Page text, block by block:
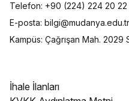
Telefon: +90 (224) 224 20 22
E-posta: bilgi@mudanya.edu.tr
Kampüs: Çağrışan Mah.
İhale İlanları